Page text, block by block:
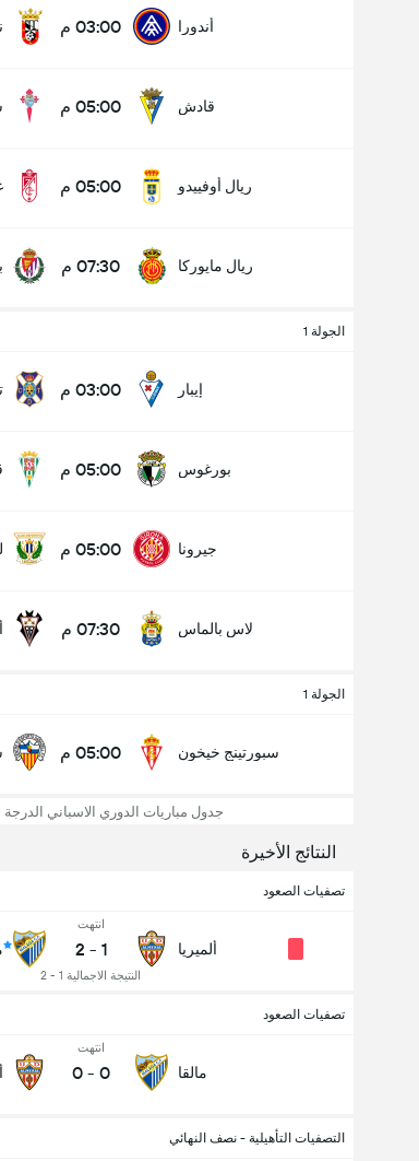
أندورا 03:00 م
قادش 05:00 م
ريال أوفييدو 05:00 م
ريال مايوركا 07:30 م
الجولة 1
إيبار 03:00 م
بورغوس 05:00 م
جيرونا 05:00 م
لاس بالماس 07:30 م
الجولة 1
سبورتينج خيخون 05:00 م
جدول مباريات الدوري الاسباني الدرجة
النتائج الأخيرة
تصفيات الصعود
ألميريا
انتهت
1
-
2
النتيجة الاجمالية 1 - 2
تصفيات الصعود
مالقا
انتهت
0
-
0
التصفيات التأهيلية - نصف النهائي